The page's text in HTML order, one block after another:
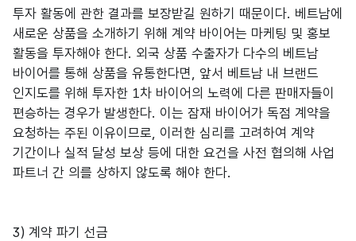
투자 활동에 관한 결과를 보장받길 원하기 때문이다. 베트남에
새로운 상품을 소개하기 위해 계약 바이어는 마케팅 및 홍보
활동을 투자해야 한다. 외국 상품 수출자가 다수의 베트남
바이어를 통해 상품을 유통한다면, 앞서 베트남 내 브랜드
인지도를 위해 투자한 1차 바이어의 노력에 다른 판매자들이
편승하는 경우가 발생한다. 이는 잠재 바이어가 독점 계약을
요청하는 주된 이유이므로, 이러한 심리를 고려하여 계약
기간이나 실적 달성 보상 등에 대한 요건을 사전 협의해 사업
파트너 간 의를 상하지 않도록 해야 한다.
3) 계약 파기 선금